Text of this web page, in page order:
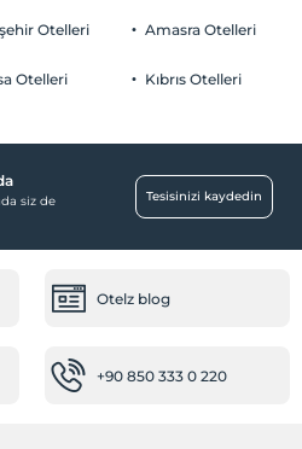
ücretsizdir.
Otelleri
Otelleri
Amasra Otelleri
Kıbrıs Otelleri
siz de
Tesisinizi kaydedin
Otelz blog
+90 850 333 0 220